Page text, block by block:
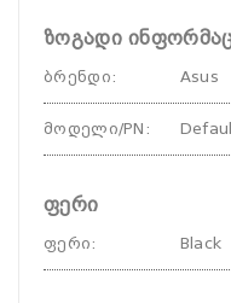
ზოგადი
ბრენდი: Asus
მოდელი/PN :
ფერი
ფერი: Black